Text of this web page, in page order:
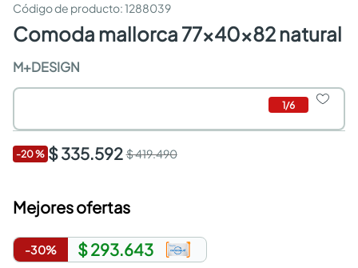
:1288039
comoda mallorca 77x40x82 natural
M+DESIGN
1/6
-20% $ 335.592$ 419.490
Mejores ofertas
-30% $ 293.643
sanitarios
comedor
pisos
armarios closet
neveras